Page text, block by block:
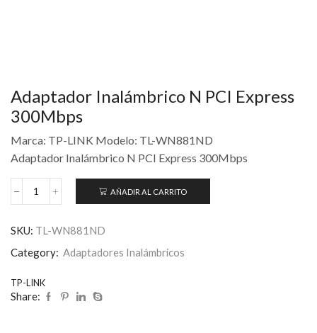
Adaptador Inalámbrico N PCI Express
300Mbps
Marca: TP-LINK Modelo: TL-WN881ND
Adaptador Inalámbrico N PCI Express 300Mbps
AÑADIR AL CARRITO
SKU: TL-WN881ND
Category: Adaptadores Inalámbricos
TP-LINK
Share: